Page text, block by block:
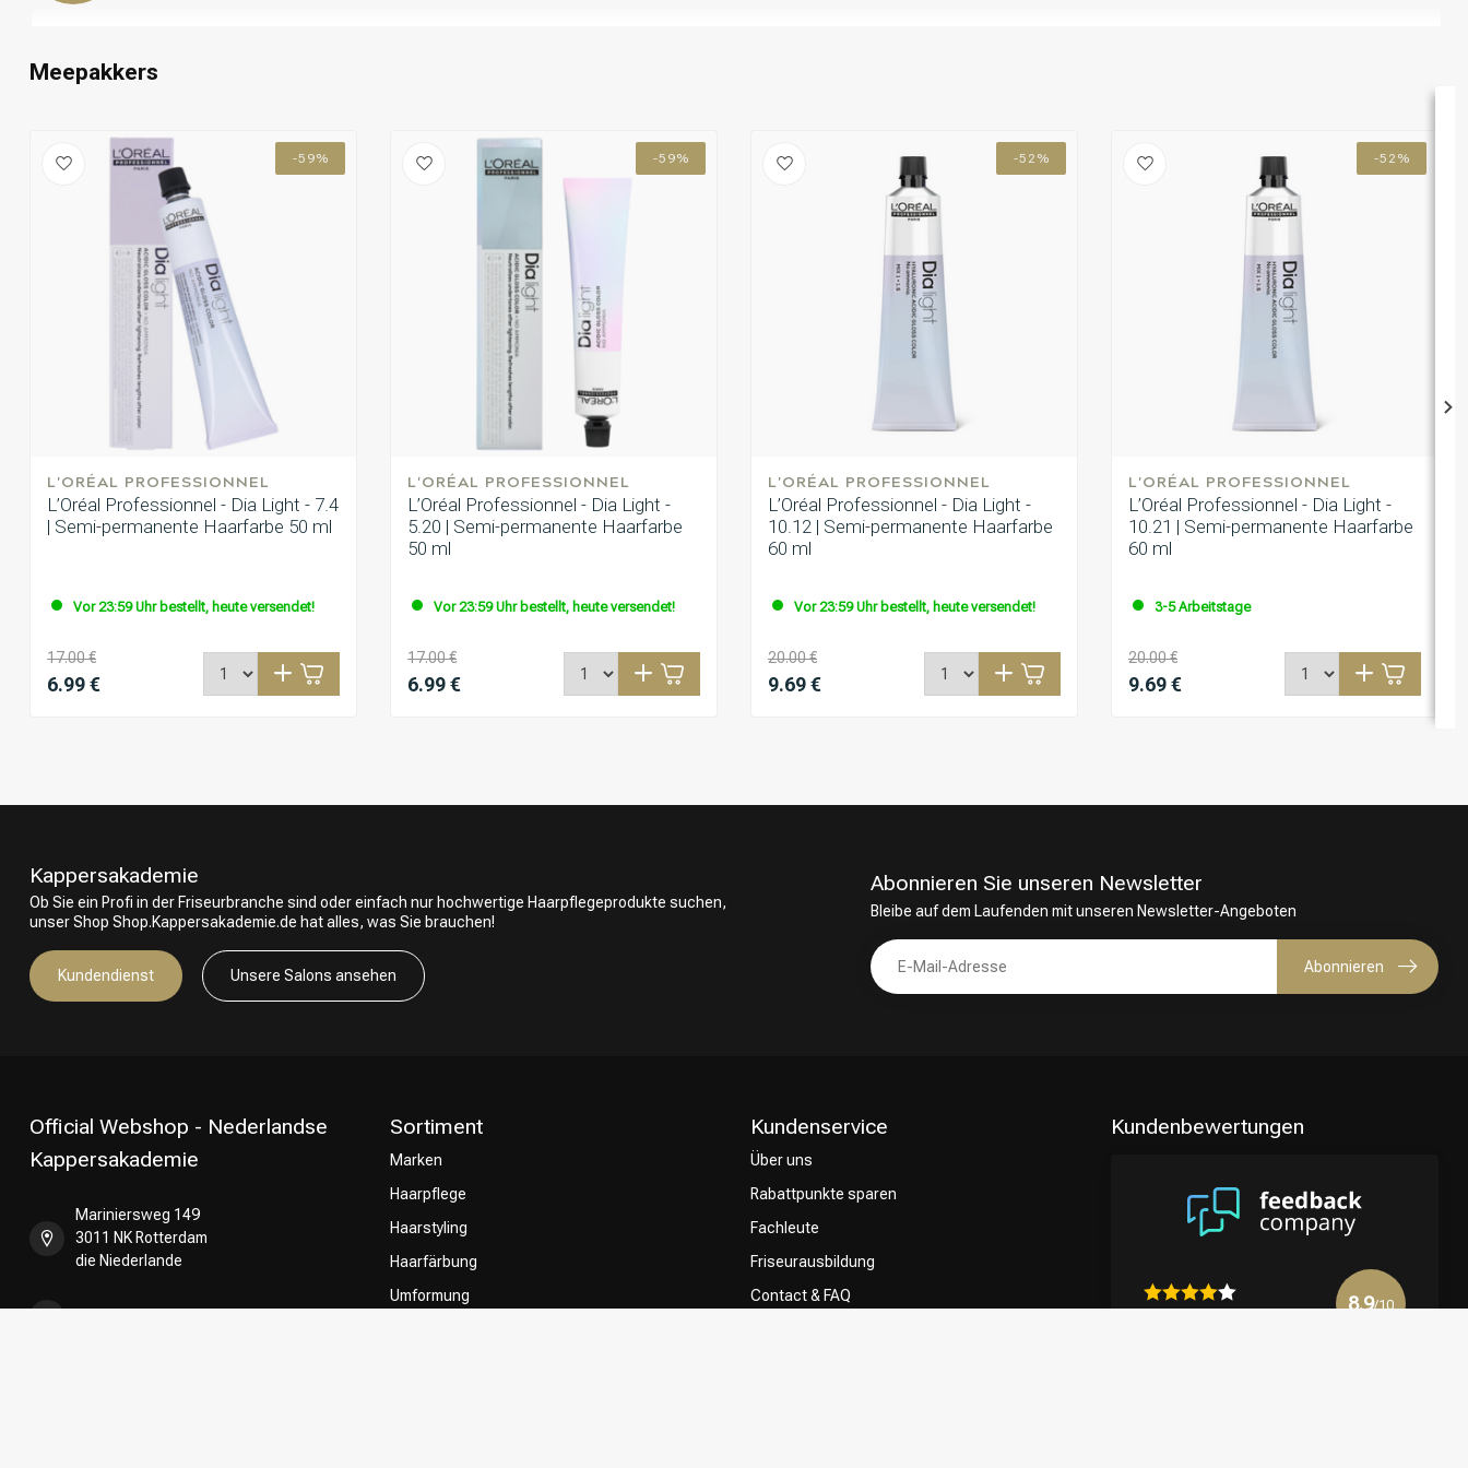
Meepakkers
-59%
L'ORÉAL PROFESSIONNEL
L’Oréal Professionnel - Dia Light - 7.4
| Semi-permanente Haarfarbe 50 ml
Vor 23:59 Uhr bestellt, heute versendet!
17.00 €
6.99 €
-59%
L'ORÉAL PROFESSIONNEL
L’Oréal Professionnel - Dia Light -
5.20 | Semi-permanente Haarfarbe
50 ml
Vor 23:59 Uhr bestellt, heute versendet!
17.00 €
6.99 €
-52%
L'ORÉAL PROFESSIONNEL
L’Oréal Professionnel - Dia Light -
10.12 | Semi-permanente Haarfarbe
60 ml
Vor 23:59 Uhr bestellt, heute versendet!
20.00 €
9.69 €
-52%
L'ORÉAL PROFESSIONNEL
L’Oréal Professionnel - Dia Light -
10.21 | Semi-permanente Haarfarbe
60 ml
3-5 Arbeitstage
20.00 €
9.69 €
Kappersakademie
Ob Sie ein Profi in der Friseurbranche sind oder einfach nur hochwertige Haarpflegeprodukte suchen,
unser Shop Shop.Kappersakademie.de hat alles, was Sie brauchen!
Kundendienst Unsere Salons ansehen
Abonnieren Sie unseren Newsletter
Bleibe auf dem Laufenden mit unseren Newsletter-Angeboten
Abonnieren
Official Webshop - Nederlandse
Kappersakademie
Mariniersweg 149
3011 NK Rotterdam
die Niederlande
Sortiment
Marken
Haarpflege
Haarstyling
Haarfärbung
Umformung
Kundenservice
Über uns
Rabattpunkte sparen
Fachleute
Friseurausbildung
Contact & FAQ
Kundenbewertungen
8.9/10